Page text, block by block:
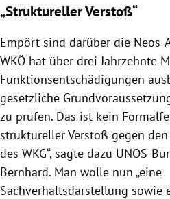
„Struktureller Verstoß“
Empört sind darüber die Neos-
WKÖ hat über drei Jahrzehnte
Funktionsentschädigungen
gesetzliche
zu prüfen. Das ist kein
struktureller Verstoß gegen
des WKG“, sagte dazu UNOS-
Bernhard. Man wolle nun „eine
Sachverhaltsdarstellung sowie